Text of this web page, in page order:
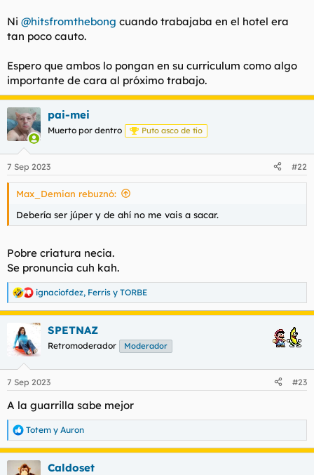
Ni @hitsfromthebong cuando trabajaba en el hotel era
tan poco cauto.
Espero que ambos lo pongan en su curriculum como algo
importante de cara al próximo trabajo.
pai-mei
Muerto por dentro Puto asco de tío
7 Sep 2023 #22
Max_Demian rebuznó:
Debería ser júper y de ahí no me vais a sacar.
Pobre criatura necia.
Se pronuncia cuh kah.
R
e
a
c
i
e
:
ignaciofdez, Ferris y TORBE
SPETNAZ
Retromoderador Moderador
7 Sep 2023 #23
A la guarrilla sabe mejor
R
e
a
Totem y Auron
Caldoset